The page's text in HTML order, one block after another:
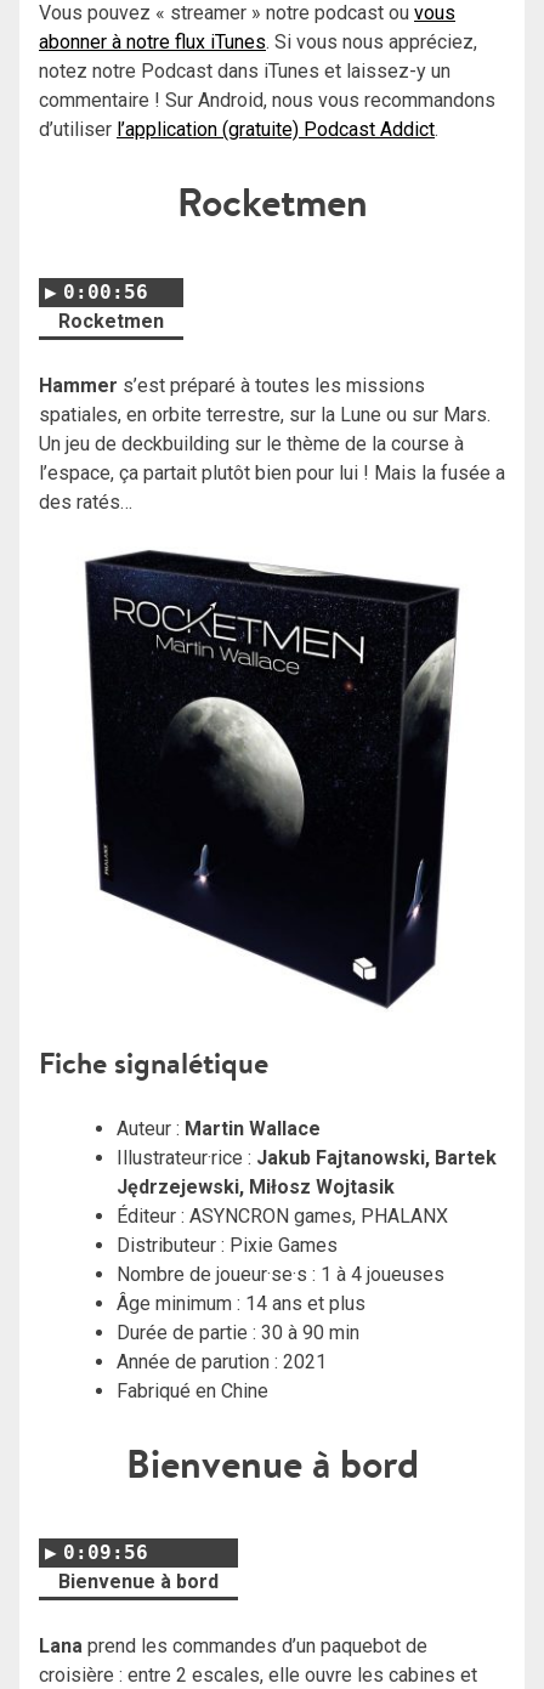
Vous pouvez « streamer » notre podcast ou vous
abonner à notre flux iTunes. Si vous nous appréciez,
notez notre Podcast dans iTunes et laissez-y un
commentaire ! Sur Android, nous vous recommandons
d’utiliser l’application (gratuite) Podcast Addict.
Rocketmen
0:00:56
Rocketmen
Hammer s’est préparé à toutes les missions
spatiales, en orbite terrestre, sur la Lune ou sur Mars.
Un jeu de deckbuilding sur le thème de la course à
l’espace, ça partait plutôt bien pour lui ! Mais la fusée a
des ratés…
Fiche signalétique
Auteur : Martin Wallace
Illustrateur·rice : Jakub Fajtanowski, Bartek
Jędrzejewski, Miłosz Wojtasik
Éditeur : ASYNCRON games, PHALANX
Distributeur : Pixie Games
Nombre de joueur·se·s : 1 à 4 joueuses
Âge minimum : 14 ans et plus
Durée de partie : 30 à 90 min
Année de parution : 2021
Fabriqué en Chine
Bienvenue à bord
0:09:56
Bienvenue à bord
Lana prend les commandes d’un paquebot de
croisière : entre 2 escales, elle ouvre les cabines et